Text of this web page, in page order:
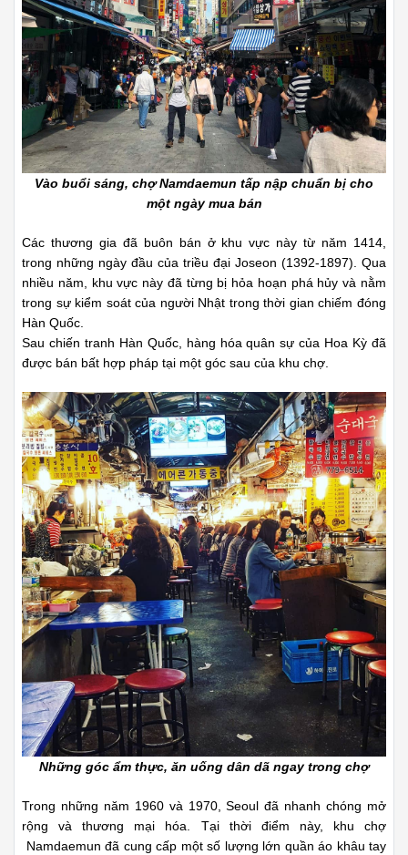
Vào buổi sáng, chợ Namdaemun tấp nập chuẩn bị cho
một ngày mua bán
Các thương gia đã buôn bán ở khu vực này từ năm 1414,
trong những ngày đầu của triều đại Joseon (1392-1897). Qua
nhiều năm, khu vực này đã từng bị hỏa hoạn phá hủy và nằm
trong sự kiểm soát của người Nhật trong thời gian chiếm đóng
Hàn Quốc.
Sau chiến tranh Hàn Quốc, hàng hóa quân sự của Hoa Kỳ đã
được bán bất hợp pháp tại một góc sau của khu chợ.
Những góc ẩm thực, ăn uống dân dã ngay trong chợ
Trong những năm 1960 và 1970, Seoul đã nhanh chóng mở
rộng và thương mại hóa. Tại thời điểm này, khu chợ
Namdaemun đã cung cấp một số lượng lớn quần áo khâu tay